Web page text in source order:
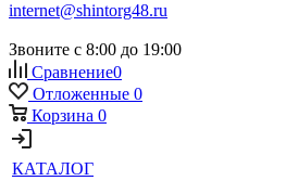
internet@shintorg48.ru
Звоните с 8:00 до 19:00
Сравнение0
Отложенные 0
Корзина 0
КАТАЛОГ